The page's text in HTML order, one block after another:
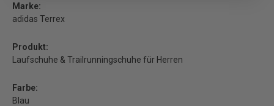
Marke:
adidas Terrex
Produkt:
Laufschuhe & Trailrunningschuhe für Herren
Farbe:
Blau